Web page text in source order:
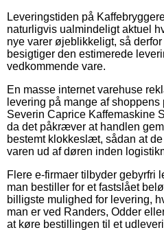
Leveringstiden på
naturligvis ualmindeligt aktuel
nye varer øjeblikkeligt, så
besigtiger den estimerede
vedkommende vare.
En masse internet varehuse
levering på mange af
Severin Caprice Kaffemaskine
da det påkræver at handlen
bestemt klokkeslæt, sådan at
varen ud af døren inden
Flere e-firmaer tilbyder gebyrfri
man bestiller for et fastslået
billigste mulighed for levering,
man er ved Randers, Odder
at køre bestillingen til et